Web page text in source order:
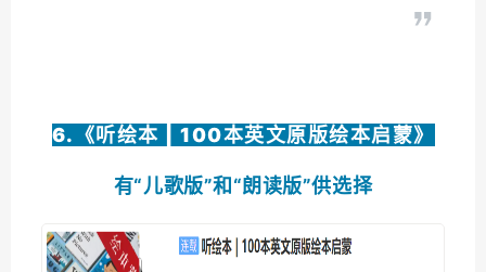
6.《听绘本 | 100本英文原版绘本启蒙》
有“儿歌版”和“朗读版”供选择